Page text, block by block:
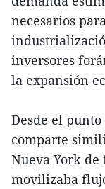
necesarios
inversores
la expansión
Desde el
comparte
Nueva York
movilizaba